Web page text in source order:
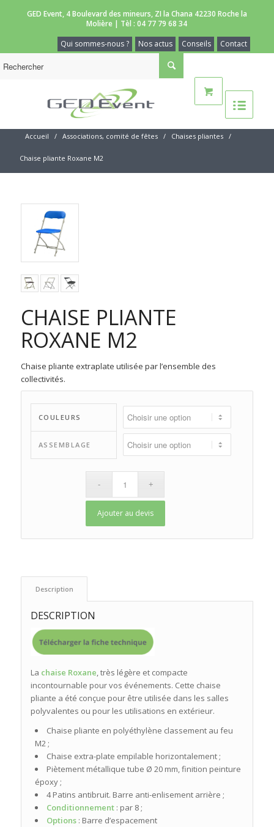
GED Event, 4 Boulevard des mineurs, ZI la Chana 42230 Roche la
Molière | Tèl :04 77 79 68 34
Contact
Conseils
Nos actus
Qui sommes-nous ?
Accueil / Associations, comité de fêtes / Chaises pliantes /
Chaise pliante Roxane M2
CHAISE PLIANTE
ROXANE M2
Chaise pliante extraplate utilisée par l’ensemble des
collectivités.
COULEURS
ASSEMBLAGE
Ajouter au devis
Description
DESCRIPTION
La chaise Roxane, très légère et compacte
incontournable pour vos événements. Cette chaise
pliante a été conçue pour être utilisée dans les salles
polyvalentes ou pour les utilisations en extérieur.
Chaise pliante en polyéthylène classement au feu
M2 ;
Chaise extra-plate empilable horizontalement ;
Piètement métallique tube Ø 20 mm, finition peinture
époxy ;
4 Patins antibruit. Barre anti-enlisement arrière ;
Conditionnement: par 8 ;
Options: Barre d’espacement